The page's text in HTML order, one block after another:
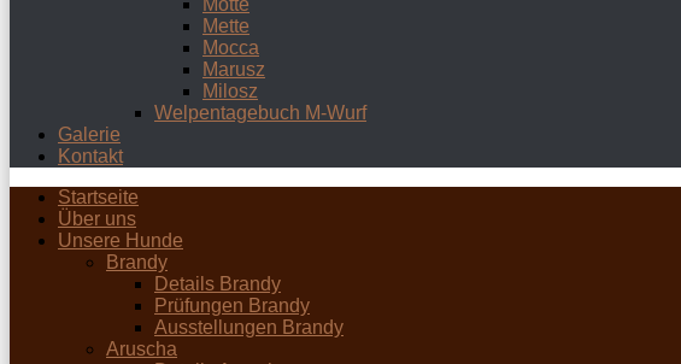
Motte
Mette
Mocca
Marusz
Milosz
Welpentagebuch M-Wurf
Galerie
Kontakt
Startseite
Über uns
Unsere Hunde
Brandy
Details Brandy
Prüfungen Brandy
Ausstellungen Brandy
Aruscha